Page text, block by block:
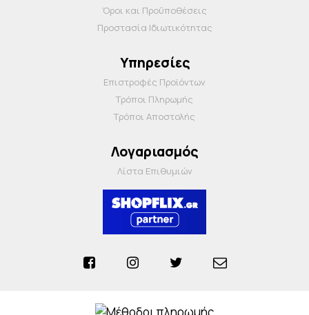
Όροι και Προΰποθέσεις
Προστασία Ιδιωτικότητας
Υπηρεσίες
Επιστροφές Προϊόντων
Τρόποι Πληρωμής
Τρόποι Αποστολής
Λογαριασμός
Λίστα Επιθυμιών